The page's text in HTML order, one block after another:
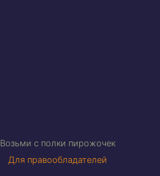
Возьми с полки пирожочек
Для правообладателей